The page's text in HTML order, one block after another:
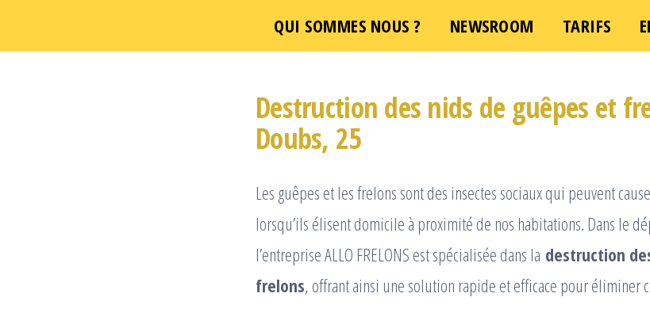
QUI SOMMES NOUS ? NEWSROOM TARIFS
Passer
Destruction des nids de guêpes et
Doubs, 25
Les guêpes et les frelons sont des insectes sociaux qui peuvent
lorsqu’ils élisent domicile à proximité de nos habitations. Dans le
l’entreprise ALLO FRELONS est spécialisée dans la destruction
frelons, offrant ainsi une solution rapide et efficace pour éliminer